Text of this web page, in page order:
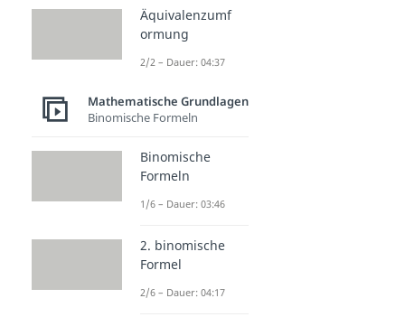
Äquivalenzumf
ormung
2/2 – Dauer: 04:37
Mathematische Grundlagen
Binomische Formeln
Binomische
Formeln
1/6 – Dauer: 03:46
2. binomische
Formel
2/6 – Dauer: 04:17